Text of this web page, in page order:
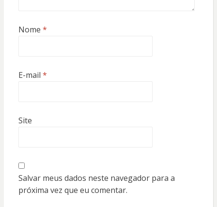
Nome *
E-mail *
Site
Salvar meus dados neste navegador para a
próxima vez que eu comentar.